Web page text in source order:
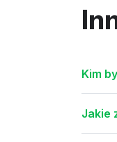
Kim
Jakie